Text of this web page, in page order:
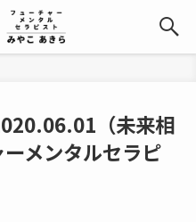
（未来相
メンタルセラピ